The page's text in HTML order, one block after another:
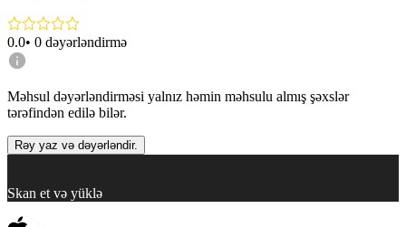
0.0• 0 dəyərləndirmə
Məhsul dəyərləndirməsi yalnız həmin məhsulu almış şəxslər
tərəfindən edilə bilər.
Rəy yaz və dəyərləndir.
Skan et və yüklə